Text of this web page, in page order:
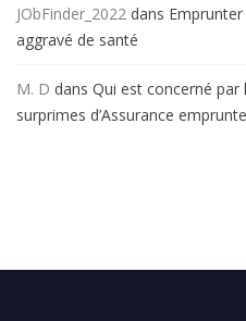
JObFinder_2022 dans
aggravé de santé
M. D dans Qui est concerné
surprimes d’Assurance